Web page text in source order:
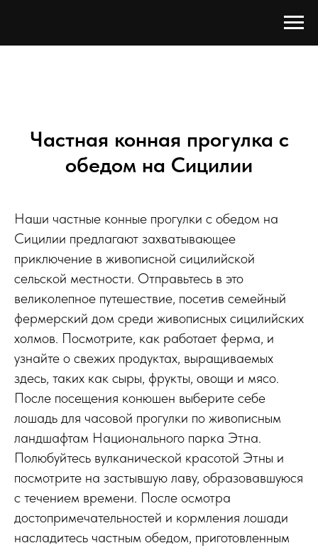
Частная конная прогулка с
обедом на Сицилии
Наши частные конные прогулки с обедом на
Сицилии предлагают захватывающее
приключение в живописной сицилийской
сельской местности. Отправьтесь в это
великолепное путешествие, посетив семейный
фермерский дом среди живописных сицилийских
холмов. Посмотрите, как работает ферма, и
узнайте о свежих продуктах, выращиваемых
здесь, таких как сыры, фрукты, овощи и мясо.
После посещения конюшен выберите себе
лошадь для часовой прогулки по живописным
ландшафтам Национального парка Этна.
Полюбуйтесь вулканической красотой Этны и
посмотрите на застывшую лаву, образовавшуюся
с течением времени. После осмотра
достопримечательностей и кормления лошади
насладитесь частным обедом, приготовленным